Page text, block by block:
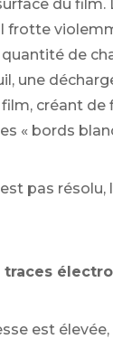
du film.
frotte
de
une
créant de
« bords
pas résolu,
traces
est